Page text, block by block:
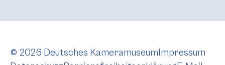
© 2026 Deutsches Kameramuseum Impressum